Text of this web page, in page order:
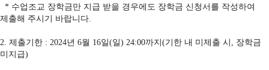
* 수업조교 장학금만 지급 받을 경우에도 장학금 신청서를 작성하여
제출해 주시기 바랍니다.
2. 제출기한 : 2024년 6월 16일(일) 24:00까지 (기한 내 미제출 시 , 장학금
미지급)